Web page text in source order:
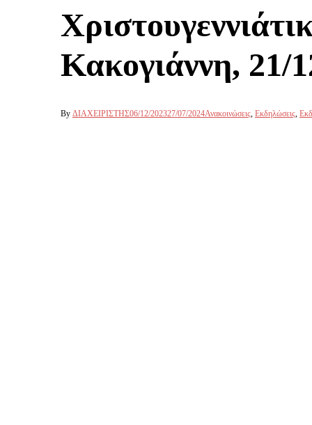
Κακογιάννη, 21/
By ΔΙΑΧΕΙΡΙΣΤΗΣ06/12/202327/07/2024Ανακοινώσεις, Εκδηλώσεις,